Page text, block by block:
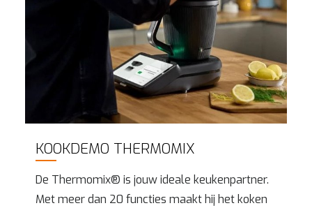
KOOKDEMO THERMOMIX
De Thermomix® is jouw ideale keukenpartner.
Met meer dan 20 functies maakt hij het koken